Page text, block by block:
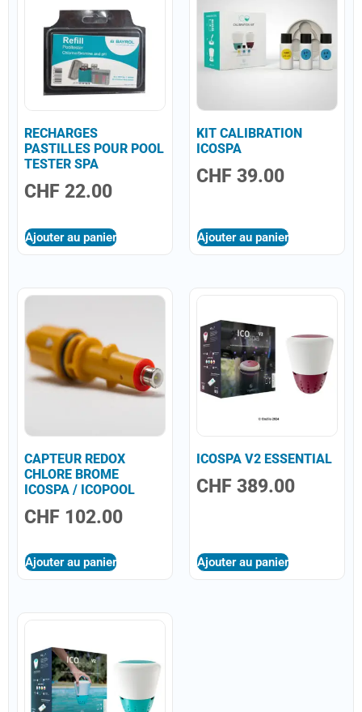
RECHARGES
PASTILLES POUR POOL
TESTER SPA
CHF 22.00
Ajouter au panier
KIT CALIBRATION
ICOSPA
CHF 39.00
Ajouter au panier
CAPTEUR REDOX
CHLORE BROME
ICOSPA / ICOPOOL
CHF 102.00
Ajouter au panier
ICOSPA V2 ESSENTIAL
CHF 389.00
Ajouter au panier